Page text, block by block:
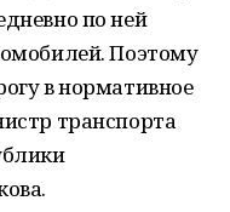
по ней
Поэтому
в нормативное
транспорта